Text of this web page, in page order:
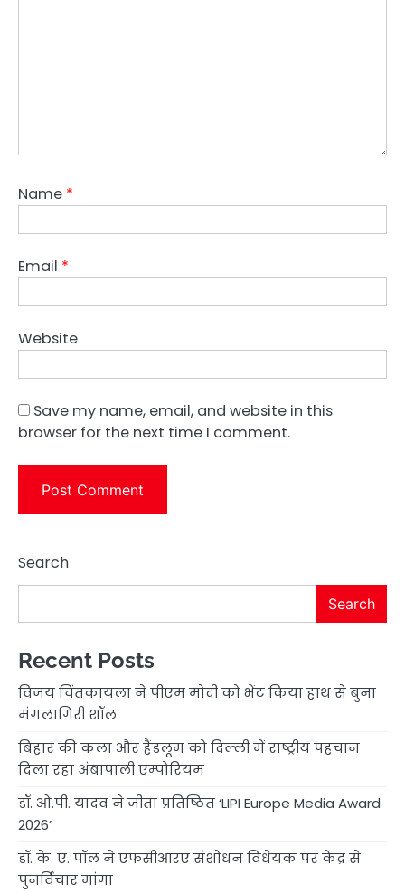
Name *
Email *
Website
Save my name, email, and website in this
browser for the next time I comment.
Search
Search
Recent Posts
विजय चिंतकायला ने पीएम मोदी को भेंट किया हाथ से बुना
मंगलागिरी शॉल
बिहार की कला और हैंडलूम को दिल्ली में राष्ट्रीय पहचान
दिला रहा अंबापाली एम्पोरियम
डॉ. ओ.पी. यादव ने जीता प्रतिष्ठित ‘LIPI Europe Media Award
2026’
डॉ. के. ए. पॉल ने एफसीआरए संशोधन विधेयक पर केंद्र से
पुनर्विचार मांगा